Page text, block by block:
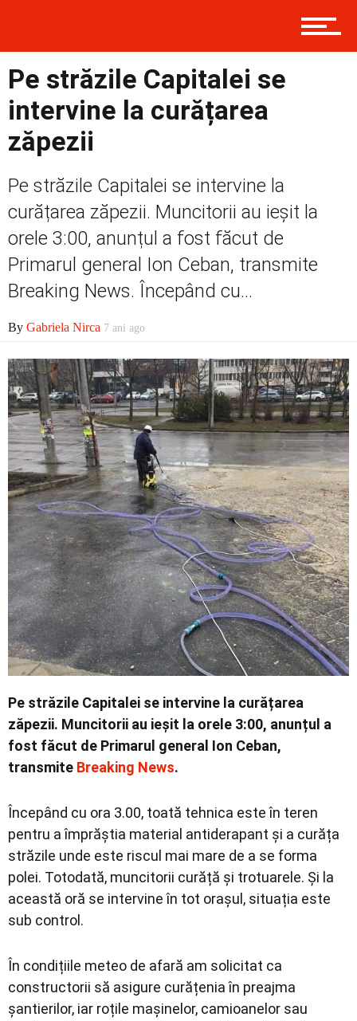
Prima
Politică
Externe
Social
Economic
Contact
Pe străzile Capitalei se
intervine la curățarea
zăpezii
Pe străzile Capitalei se intervine la
curățarea zăpezii. Muncitorii au ieșit la
orele 3:00, anunțul a fost făcut de
Primarul general Ion Ceban, transmite
Breaking News. Începând cu...
By Gabriela Nirca 7 ani ago
Pe străzile Capitalei se intervine la curățarea
zăpezii. Muncitorii au ieșit la orele 3:00, anunțul a
fost făcut de Primarul general Ion Ceban,
transmite Breaking News.
Începând cu ora 3.00, toată tehnica este în teren
pentru a împrăștia material antiderapant și a curăța
străzile unde este riscul mai mare de a se forma
polei. Totodată, muncitorii curăță și trotuarele. Și la
această oră se intervine în tot orașul, situația este
sub control.
În condițiile meteo de afară am solicitat ca
constructorii să asigure curățenia în preajma
șantierilor, iar roțile mașinelor, camioanelor sau